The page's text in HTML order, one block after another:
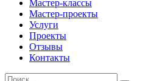
Мастер-классы
Мастер-проекты
Услуги
Проекты
Отзывы
Контакты